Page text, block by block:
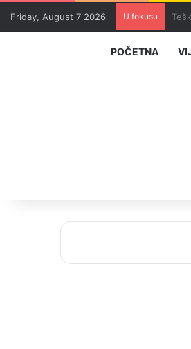
Friday, August 7 2026 U fokusu
POČETNA